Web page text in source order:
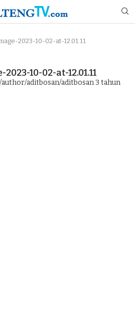
2023-10-02-at-12.01.11
10-02-at-12.01.11
aditbosan/aditbosan3 tahun